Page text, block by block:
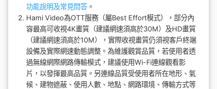
功能說明及常見問答 。
Hami Video為OTT服務（屬Best Effort模式），部分內
容最高可收視4K畫質（建議網速須高於30M）及HD畫質
（建議網速須高於10M），實際收視畫質仍須視客戶終端
設備及實際網速動態調整。為維護觀賞品質，若使用者透
過無線網際網路傳輸模式，建議使用Wi-Fi連線觀看影
片，以發揮最高品質。另連線品質受使用者所在地形、氣
候、建物遮蔽、使用人數、地點、網路環境、傳輸方式等